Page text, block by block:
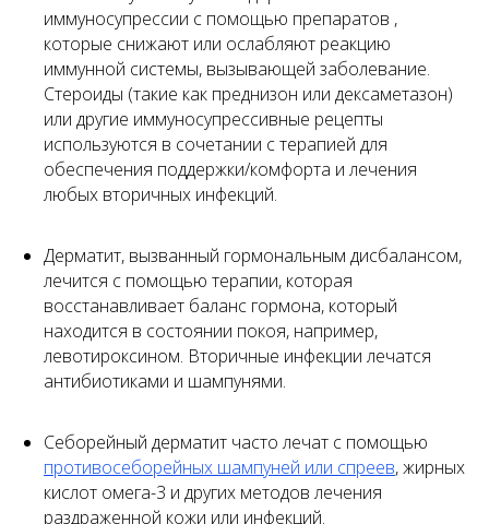
иммуносупрессии с помощью препаратов ,
которые снижают или ослабляют реакцию
иммунной системы, вызывающей заболевание.
Стероиды (такие как преднизон или дексаметазон)
или другие иммуносупрессивные рецепты
используются в сочетании с терапией для
обеспечения поддержки/комфорта и лечения
любых вторичных инфекций.
Дерматит, вызванный гормональным дисбалансом,
лечится с помощью терапии, которая
восстанавливает баланс гормона, который
находится в состоянии покоя, например,
левотироксином. Вторичные инфекции лечатся
антибиотиками и шампунями.
Себорейный дерматит часто лечат с помощью
противосеборейных шампуней или спреев, жирных
кислот омега-3 и других методов лечения
раздраженной кожи или инфекций.